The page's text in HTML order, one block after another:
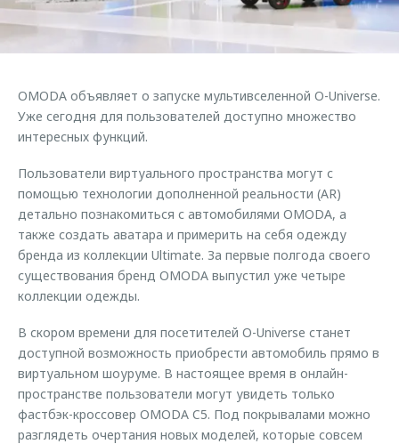
Страхование
Кредитный калькулятор
Одежда и сувениры
Оригинальные аксессуары
Трейд-ин
Калькулятор трейд-ин
Руководства по эксплуатации
Клиентская поддержка
Клуб владельцев OMODA
Приложение O&J
Аксессуары
Одежда и сувениры
Оригинальные аксессуары
Запчасти
Обратная связь
OMODA объявляет о запуске мультивселенной O-Universe.
Уже сегодня для пользователей доступно множество
интересных функций.
Пользователи виртуального пространства могут с
помощью технологии дополненной реальности (AR)
детально познакомиться с автомобилями OMODA, а
также создать аватара и примерить на себя одежду
бренда из коллекции Ultimate. За первые полгода своего
существования бренд OMODA выпустил уже четыре
коллекции одежды.
В скором времени для посетителей O-Universe станет
доступной возможность приобрести автомобиль прямо в
виртуальном шоуруме. В настоящее время в онлайн-
пространстве пользователи могут увидеть только
фастбэк-кроссовер OMODA C5. Под покрывалами можно
разглядеть очертания новых моделей, которые совсем